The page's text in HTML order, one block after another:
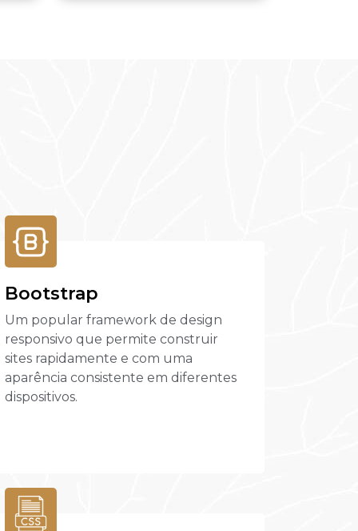
Bootstrap
Um popular framework de design
responsivo que permite construir
sites rapidamente e com uma
aparência consistente em diferentes
dispositivos.